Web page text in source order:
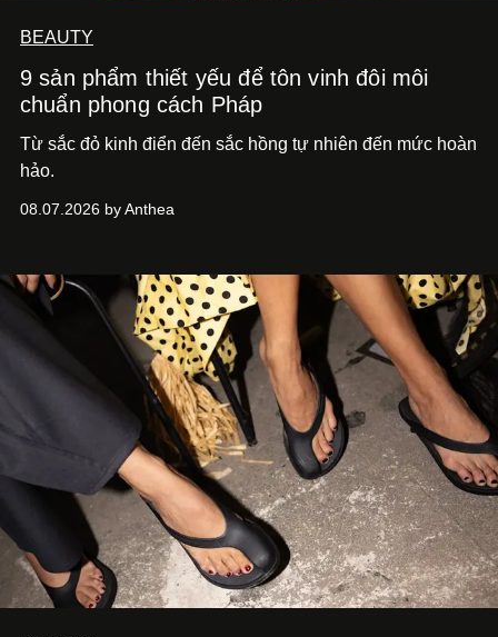
BEAUTY
9 sản phẩm thiết yếu để tôn vinh đôi môi
chuẩn phong cách Pháp
Từ sắc đỏ kinh điển đến sắc hồng tự nhiên đến mức hoàn
hảo.
08.07.2026 by Anthea